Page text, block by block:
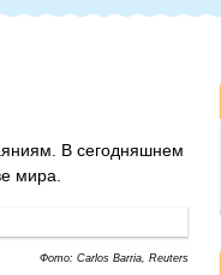
В сегодняшнем
мира.
Фото: Carlos Barria, Reuters